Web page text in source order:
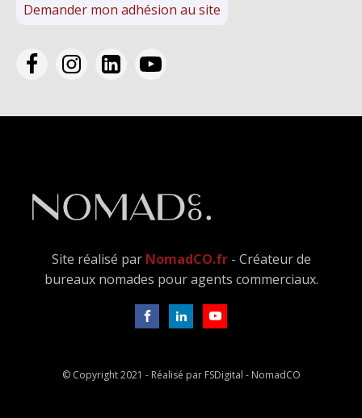
Demander mon adhésion au site
Site réalisé par NomadCO.fr - Créateur de
bureaux nomades pour agents commerciaux.
© Copyright 2021 - Réalisé par FSDigital - NomadCO